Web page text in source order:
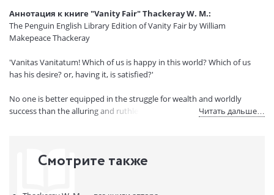
Страниц:
Код товара:
ISBN:
9780141199641
В продаже с:
15.07.2020
Аннотация к книге "Vanity Fair" Thackeray W. M.:
The Penguin English Library Edition of Vanity Fair by William
Makepeace Thackeray
'Vanitas Vanitatum! Which of us is happy in this world? Which of us
has his desire? or, having it, is satisfied?'
No one is better equipped in the struggle for wealth and worldly
success than the alluring and ruthless Becky Sharp, who defies her
tawdry glamour of Regency society, battles — military and domestic
Читать дальше…
Смотрите также